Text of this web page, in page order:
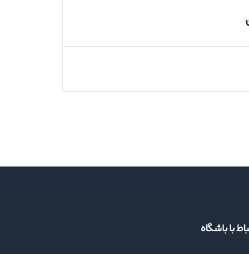
با باشگاه